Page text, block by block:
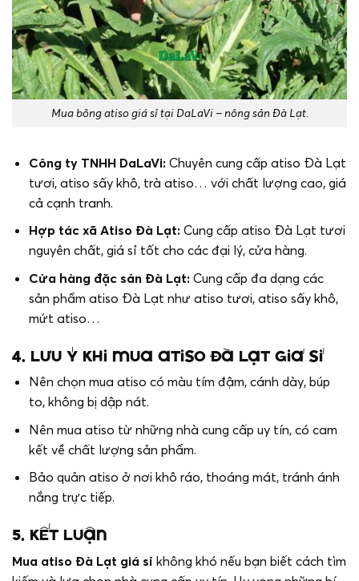
Mua bông atiso giá sỉ tại DaLaVi – nông sản Đà Lạt.
Công ty TNHH DaLaVi: Chuyên cung cấp atiso Đà Lạt
tươi, atiso sấy khô, trà atiso… với chất lượng cao, giá
cả cạnh tranh.
Hợp tác xã Atiso Đà Lạt: Cung cấp atiso Đà Lạt tươi
nguyên chất, giá sỉ tốt cho các đại lý, cửa hàng.
Cửa hàng đặc sản Đà Lạt: Cung cấp đa dạng các
sản phẩm atiso Đà Lạt như atiso tươi, atiso sấy khô,
mứt atiso…
4. Lưu ý khi mua atiso Đà Lạt giá sỉ
Nên chọn mua atiso có màu tím đậm, cánh dày, búp
to, không bị dập nát.
Nên mua atiso từ những nhà cung cấp uy tín, có cam
kết về chất lượng sản phẩm.
Bảo quản atiso ở nơi khô ráo, thoáng mát, tránh ánh
nắng trực tiếp.
5. Kết luận
Mua atiso Đà Lạt giá sỉ không khó nếu bạn biết cách tìm